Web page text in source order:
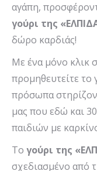
αγάπη,
γούρι της
δώρο καρδιάς!
Με ένα μόνο κλικ
προμηθευτείτε το
πρόσωπα
μας που εδώ και
παιδιών με
Το γούρι της
σχεδιασμένο από